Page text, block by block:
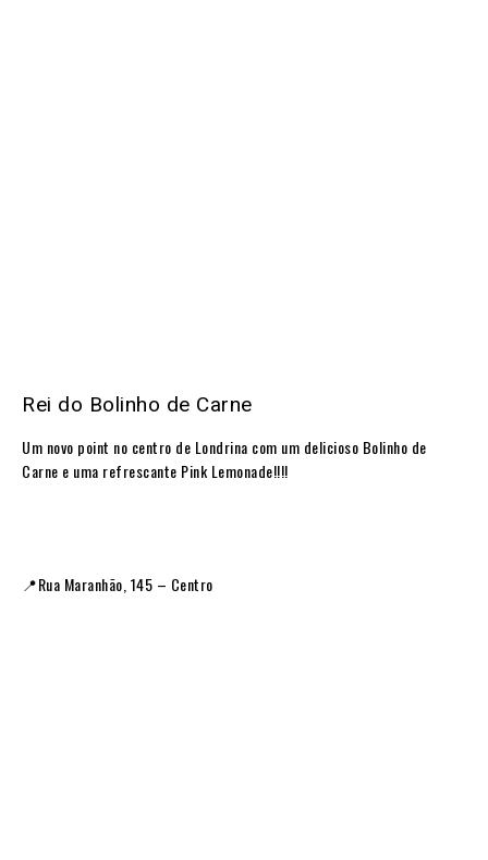
Rei do Bolinho de Carne
Um novo point no centro de Londrina com um delicioso Bolinho de
Carne e uma refrescante Pink Lemonade!!!!
📍Rua Maranhão, 145 – Centro